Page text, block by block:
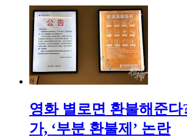
영화 별로면 환불해준다
가, ‘부분 환불제’ 논란